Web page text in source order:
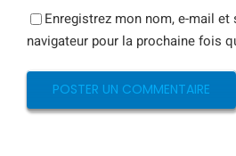
Enregistrez mon nom, e-mail et
navigateur pour la prochaine fois